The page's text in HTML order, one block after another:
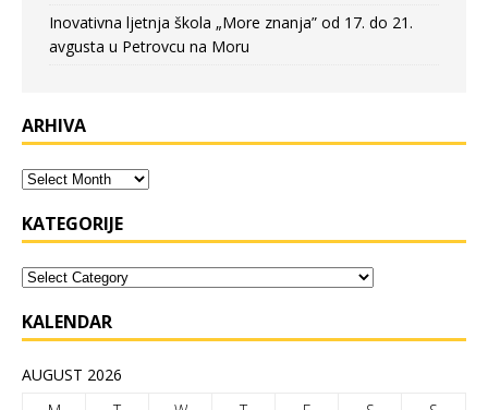
Inovativna ljetnja škola „More znanja” od 17. do 21.
avgusta u Petrovcu na Moru
ARHIVA
KATEGORIJE
KALENDAR
AUGUST 2026